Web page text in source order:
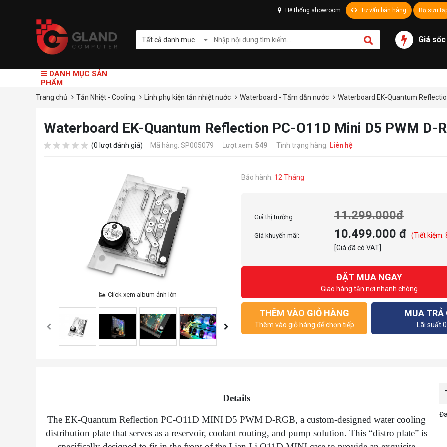
Hệ thống showroom Tư vấn bán hàng Bộ sưu
Tất cả danh mục Giá sốc
DANH MỤC SẢN
PHẨM
Trang chủ Tản Nhiệt - Cooling Linh phụ kiện tản nhiệt nước Waterboard - Tấm dẫn nước Waterboard EK-Quantum
Waterboard EK-Quantum Reflection PC-O11D Mini D5 PWM D-
(0 lượt đánh giá) Mã hàng: SP005079 Lượt xem: 549 Tình trạng hàng: Liên hệ
Click xem album ảnh lớn
Bảo hành: 12 Tháng
Giá thị trường : 11.299.000đ
Giá khuyến mãi: 10.499.000 đ
(Tiết kiệm:
[Giá đã có VAT]
ĐẶT MUA NGAY
Giao hàng tận nơi nhanh chóng
THÊM VÀO GIỎ HÀNG
Thêm vào giỏ hàng để chọn tiếp
MUA TRẢ
Lãi suất
Details
The EK-Quantum Reflection PC-O11D MINI D5 PWM D-RGB, a custom-designed water cooling
distribution plate that serves as a reservoir, coolant routing, and pump solution. This “distro plate” is